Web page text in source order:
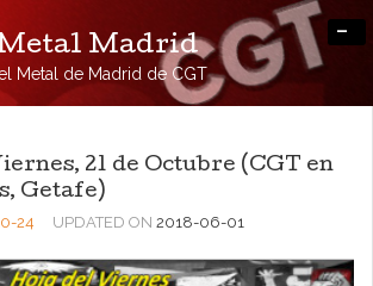
Madrid
Metal de Madrid de CGT
-
21 de Octubre (CGT en
Getafe)
24 UPDATED ON 2018-06-01